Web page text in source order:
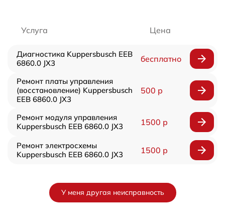
Услуга Цена
Диагностика Kuppersbusch EEB
6860.0 JX3
бесплатно
Ремонт платы управления
(восстановление) Kuppersbusch
EEB 6860.0 JX3
500 р
Ремонт модуля управления
Kuppersbusch EEB 6860.0 JX3
1500 р
Ремонт электросхемы
Kuppersbusch EEB 6860.0 JX3
1500 р
У меня другая неисправность